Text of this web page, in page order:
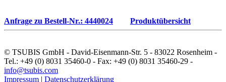
Anfrage zu Bestell-Nr.: 4440024 Produktübersicht
© TSUBIS GmbH - David-Eisenmann-Str. 5 - 83022 Rosenheim -
Tel.: +49 (0) 8031 35460-0 - Fax: +49 (0) 8031 35460-29 -
info@tsubis.com
Impressum | Datenschutzerklärung